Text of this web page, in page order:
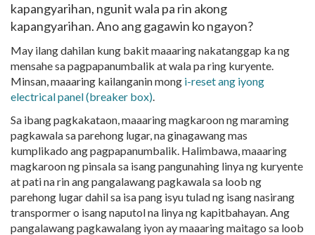
kapangyarihan, ngunit wala pa rin akong
kapangyarihan. Ano ang gagawin ko ngayon?
May ilang dahilan kung bakit maaaring nakatanggap ka ng
mensahe sa pagpapanumbalik at wala pa ring kuryente.
Minsan, maaaring kailanganin mong i-reset ang iyong
electrical panel (breaker box).
Sa ibang pagkakataon, maaaring magkaroon ng maraming
pagkawala sa parehong lugar, na ginagawang mas
kumplikado ang pagpapanumbalik. Halimbawa, maaaring
magkaroon ng pinsala sa isang pangunahing linya ng kuryente
at pati na rin ang pangalawang pagkawala sa loob ng
parehong lugar dahil sa isa pang isyu tulad ng isang nasirang
transpormer o isang naputol na linya ng kapitbahayan. Ang
pangalawang pagkawalang iyon ay maaaring maitago sa loob